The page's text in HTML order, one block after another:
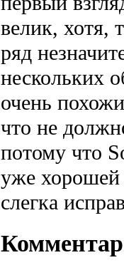
велик, хотя,
ряд
нескольких
очень
что не
потому что
уже хорошей
слегка